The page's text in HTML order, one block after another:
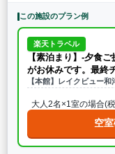
この施設のプラン例
楽天トラベル
【素泊まり】‐夕食
がお休みです。最終
【本館】レイクビュー
大人2名×1室の場合(
空